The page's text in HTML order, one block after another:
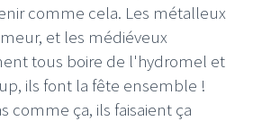
comme cela. Les métalleux
et les médiéveux
tous boire de l'hydromel et
ils font la fête ensemble !
comme ça, ils faisaient ça